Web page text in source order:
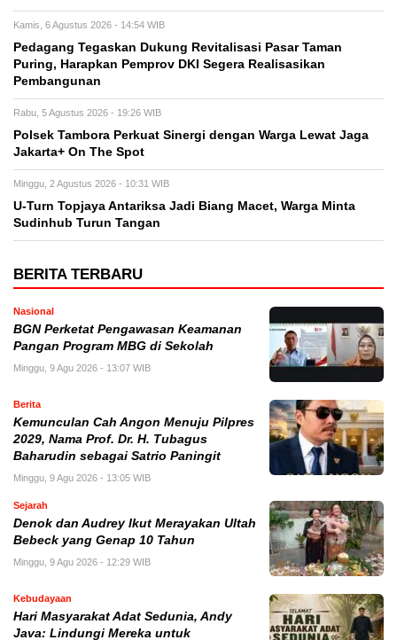
Kamis, 6 Agustus 2026 - 14:54 WIB
Pedagang Tegaskan Dukung Revitalisasi Pasar Taman
Puring, Harapkan Pemprov DKI Segera Realisasikan
Pembangunan
Rabu, 5 Agustus 2026 - 19:26 WIB
Polsek Tambora Perkuat Sinergi dengan Warga Lewat Jaga
Jakarta+ On The Spot
Minggu, 2 Agustus 2026 - 10:31 WIB
U-Turn Topjaya Antariksa Jadi Biang Macet, Warga Minta
Sudinhub Turun Tangan
BERITA TERBARU
Nasional
BGN Perketat Pengawasan Keamanan
Pangan Program MBG di Sekolah
Minggu, 9 Agu 2026 - 13:07 WIB
Berita
Kemunculan Cah Angon Menuju Pilpres
2029, Nama Prof. Dr. H. Tubagus
Baharudin sebagai Satrio Paningit
Minggu, 9 Agu 2026 - 13:05 WIB
Sejarah
Denok dan Audrey Ikut Merayakan Ultah
Bebeck yang Genap 10 Tahun
Minggu, 9 Agu 2026 - 12:29 WIB
Kebudayaan
Hari Masyarakat Adat Sedunia, Andy
Java: Lindungi Mereka untuk